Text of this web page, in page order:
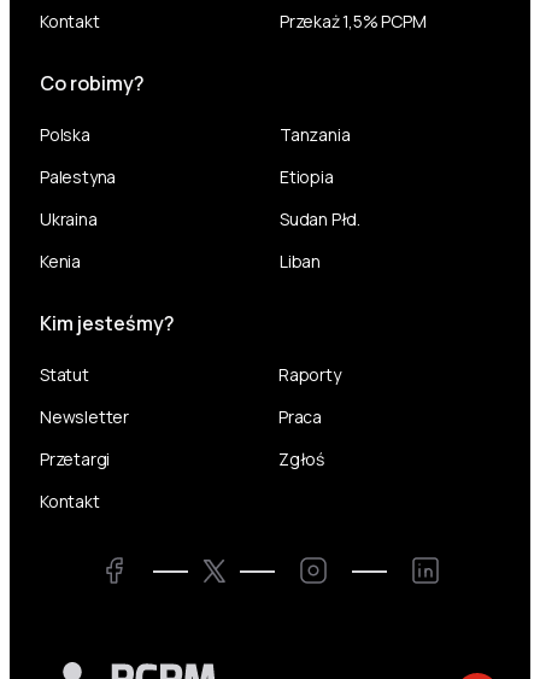
Kontakt
Przekaż 1,5% PCPM
Co robimy?
Polska
Palestyna
Ukraina
Kenia
Tanzania
Etiopia
Sudan Płd.
Liban
Kim jesteśmy?
Statut
Raporty
Newsletter
Praca
Przetargi
Zgłoś
Kontakt
Facebook Twitter Instagram LinkedIn